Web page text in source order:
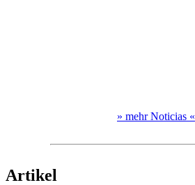
» mehr Noticias «
Artikel